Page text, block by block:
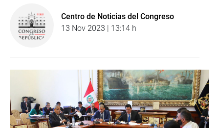
Centro de Noticias del Congreso
13 Nov 2023 | 13:14 h